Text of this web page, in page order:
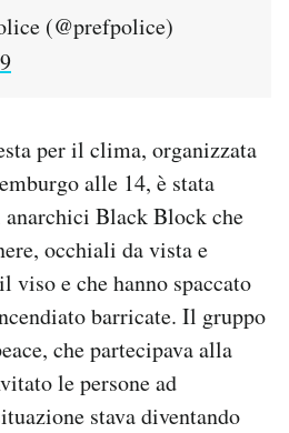
(@prefpolice)
per il clima, organizzata
alle 14, è stata
Black Block che
occhiali da vista e
viso e che hanno spaccato
barricate. Il gruppo
che partecipava alla
le persone ad
stava diventando